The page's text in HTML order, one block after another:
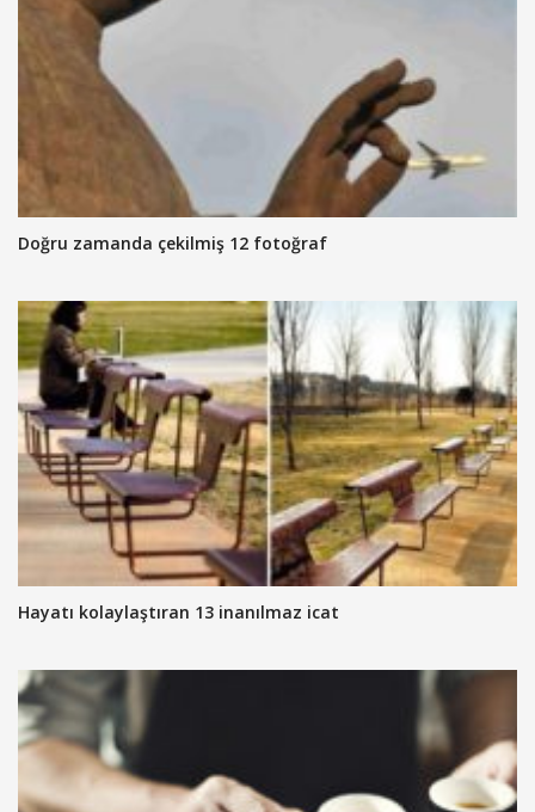
Doğru zamanda çekilmiş 12 fotoğraf
Hayatı kolaylaştıran 13 inanılmaz icat